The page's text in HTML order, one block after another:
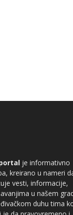
je informativno
kreirano u nameri
vesti, informacije,
u našem
duhu tima